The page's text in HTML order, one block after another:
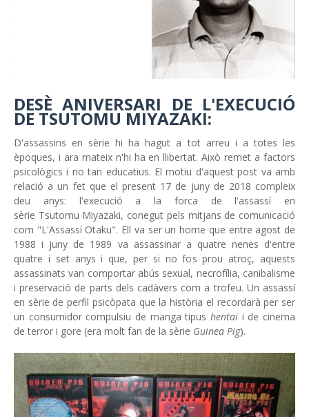
DESÈ ANIVERSARI DE L'EXECUCIÓ
DE TSUTOMU MIYAZAKI:
D'assassins en sèrie hi ha hagut a tot arreu i a totes les
èpoques, i ara mateix n'hi ha en llibertat. Això remet a factors
psicològics i no tan educatius. El motiu d'aquest post va amb
relació a un fet que el present 17 de juny de 2018 compleix
deu anys: l'execució a la forca de l'assassí en
sèrie Tsutomu Miyazaki, conegut pels mitjans de comunicació
com "L'Assassí Otaku". Ell va ser un home que entre agost de
1988 i juny de 1989 va assassinar a quatre nenes d'entre
quatre i set anys i que, per si no fos prou atroç, aquests
assassinats van comportar abús sexual, necrofília, canibalisme
i preservació de parts dels cadàvers com a trofeu. Un assassí
en sèrie de perfil psicòpata que la història el recordarà per ser
un consumidor compulsiu de manga tipus hentai i de cinema
de terror i gore (era molt fan de la sèrie Guinea Pig).